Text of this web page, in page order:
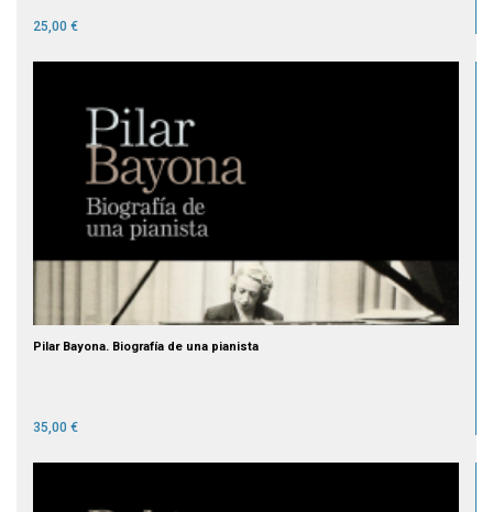
25,00 €
Pilar Bayona. Biografía de una pianista
35,00 €